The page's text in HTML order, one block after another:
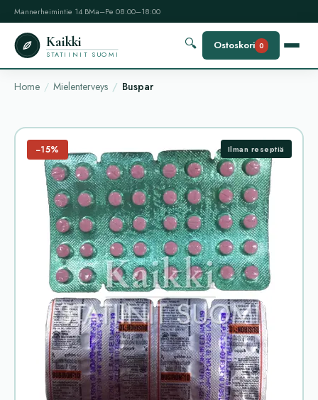
Mannerheimintie 14 BMa–Pe 08:00–18:00
Kaikki
STATIINIT SUOMI
🔍 Ostoskori 0
Home Mielenterveys Buspar
−15% Ilman reseptiä